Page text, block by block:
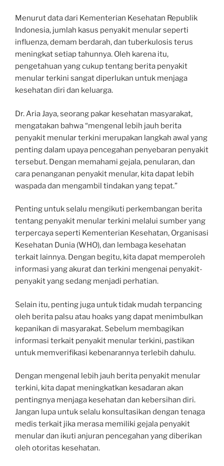
Menurut data dari Kementerian Kesehatan Republik
Indonesia, jumlah kasus penyakit menular seperti
influenza, demam berdarah, dan tuberkulosis terus
meningkat setiap tahunnya. Oleh karena itu,
pengetahuan yang cukup tentang berita penyakit
menular terkini sangat diperlukan untuk menjaga
kesehatan diri dan keluarga.
Dr. Aria Jaya, seorang pakar kesehatan masyarakat,
mengatakan bahwa “mengenal lebih jauh berita
penyakit menular terkini merupakan langkah awal yang
penting dalam upaya pencegahan penyebaran penyakit
tersebut. Dengan memahami gejala, penularan, dan
cara penanganan penyakit menular, kita dapat lebih
waspada dan mengambil tindakan yang tepat.”
Penting untuk selalu mengikuti perkembangan berita
tentang penyakit menular terkini melalui sumber yang
terpercaya seperti Kementerian Kesehatan, Organisasi
Kesehatan Dunia (WHO), dan lembaga kesehatan
terkait lainnya. Dengan begitu, kita dapat memperoleh
informasi yang akurat dan terkini mengenai penyakit-
penyakit yang sedang menjadi perhatian.
Selain itu, penting juga untuk tidak mudah terpancing
oleh berita palsu atau hoaks yang dapat menimbulkan
kepanikan di masyarakat. Sebelum membagikan
informasi terkait penyakit menular terkini, pastikan
untuk memverifikasi kebenarannya terlebih dahulu.
Dengan mengenal lebih jauh berita penyakit menular
terkini, kita dapat meningkatkan kesadaran akan
pentingnya menjaga kesehatan dan kebersihan diri.
Jangan lupa untuk selalu konsultasikan dengan tenaga
medis terkait jika merasa memiliki gejala penyakit
menular dan ikuti anjuran pencegahan yang diberikan
oleh otoritas kesehatan.